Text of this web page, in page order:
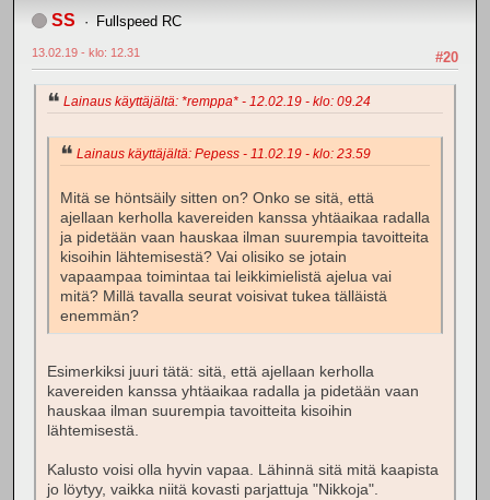
SS Fullspeed RC
#20
13.02.19 - klo: 12.31
Lainaus käyttäjältä: *remppa* - 12.02.19 - klo: 09.24
Lainaus käyttäjältä: Pepess - 11.02.19 - klo: 23.59
Mitä se höntsäily sitten on? Onko se sitä, että
ajellaan kerholla kavereiden kanssa yhtäaikaa radalla
ja pidetään vaan hauskaa ilman suurempia tavoitteita
kisoihin lähtemisestä? Vai olisiko se jotain
vapaampaa toimintaa tai leikkimielistä ajelua vai
mitä? Millä tavalla seurat voisivat tukea tälläistä
enemmän?
Esimerkiksi juuri tätä: sitä, että ajellaan kerholla
kavereiden kanssa yhtäaikaa radalla ja pidetään vaan
hauskaa ilman suurempia tavoitteita kisoihin
lähtemisestä.
Kalusto voisi olla hyvin vapaa. Lähinnä sitä mitä kaapista
jo löytyy, vaikka niitä kovasti parjattuja "Nikkoja".